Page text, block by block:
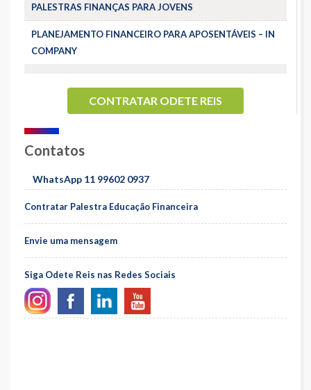
PALESTRAS FINANÇAS PARA JOVENS
PLANEJAMENTO FINANCEIRO PARA APOSENTÁVEIS – IN
COMPANY
CONTRATAR ODETE REIS
Contatos
WhatsApp 11 99602 0937
Contratar Palestra Educação Financeira
Envie uma mensagem
Siga Odete Reis nas Redes Sociais